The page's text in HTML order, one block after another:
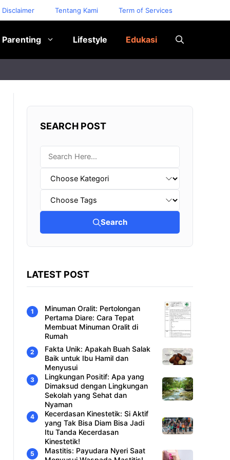
Disclaimer Tentang Kami Term of Services
Parenting Lifestyle Edukasi
SEARCH POST
Search
LATEST POST
Minuman Oralit: Pertolongan
Pertama Diare: Cara Tepat
Membuat Minuman Oralit di
Rumah
Fakta Unik: Apakah Buah Salak
Baik untuk Ibu Hamil dan
Menyusui
Lingkungan Positif: Apa yang
Dimaksud dengan Lingkungan
Sekolah yang Sehat dan
Nyaman
Kecerdasan Kinestetik: Si Aktif
yang Tak Bisa Diam Bisa Jadi
Itu Tanda Kecerdasan
Kinestetik!
Mastitis: Payudara Nyeri Saat